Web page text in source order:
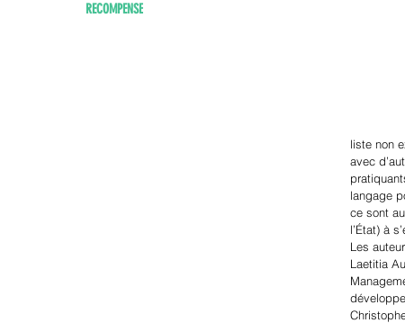
RECOMPENSE
liste non
avec
langage
ce sont
l’État) à
Les
Laetitia